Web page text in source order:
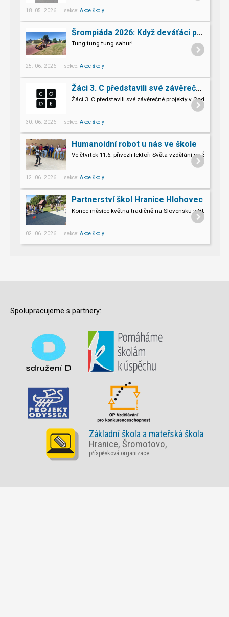
18. 05. 2026 sekce: Akce školy
Šrompiáda 2026: Když deváťáci převzali velení
Tung tung tung sahur!
25. 06. 2026 sekce: Akce školy
Žáci 3. C představili své závěrečné projekty v Code.org
Žáci 3. C představili své závěrečné projekty v Code.org
30. 06. 2026 sekce: Akce školy
Humanoidní robot u nás ve škole
Ve čtvrtek 11.6. přivezli lektoři Světa vzdělání na
Pro naše třeťáky a páťáky to byl opravdu nevšední zážitek.
12. 06. 2026 sekce: Akce školy
Partnerství škol Hranice Hlohovec
Konec měsíce května tradičně na Slovensku v HLOHOVCI!
02. 06. 2026 sekce: Akce školy
Spolupracujeme s partnery:
Základní škola a mateřská škola
Hranice, Šromotovo,
příspěvková organizace